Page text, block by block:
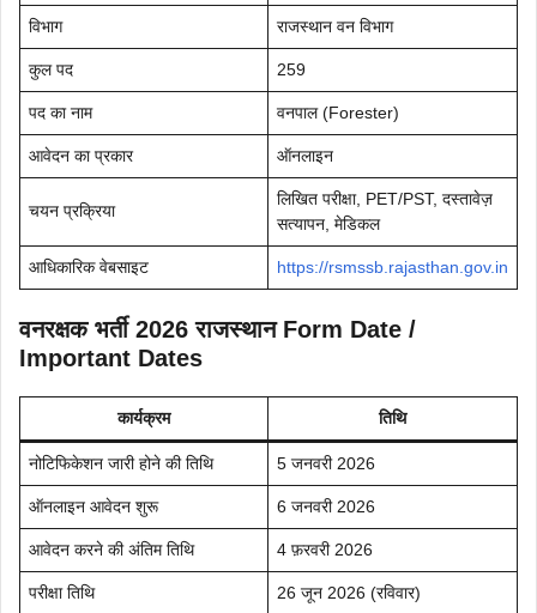
विभाग राजस्थान वन विभाग
कुल पद 259
पद का नाम वनपाल (Forester)
आवेदन का प्रकार ऑनलाइन
चयन प्रक्रिया
लिखित परीक्षा, PET/PST, दस्तावेज़
सत्यापन, मेडिकल
आधिकारिक वेबसाइट https://rsmssb.rajasthan.gov.in
वनरक्षक भर्ती 2026 राजस्थान Form Date /
Important Dates
कार्यक्रम तिथि
नोटिफिकेशन जारी होने की तिथि 5 जनवरी 2026
ऑनलाइन आवेदन शुरू 6 जनवरी 2026
आवेदन करने की अंतिम तिथि 4 फ़रवरी 2026
परीक्षा तिथि 26 जून 2026 (रविवार)